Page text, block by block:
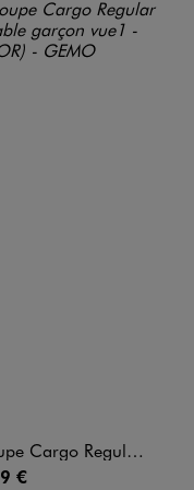
ceinture ajustable garçon
€